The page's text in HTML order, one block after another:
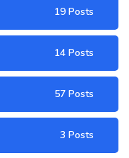
19 Posts
14 Posts
57 Posts
3 Posts